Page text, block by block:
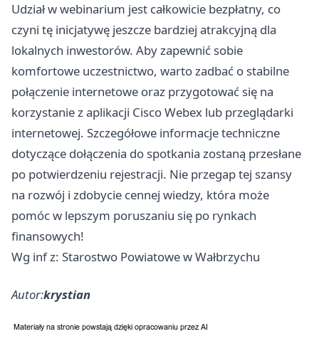
Udział w webinarium jest całkowicie bezpłatny, co
czyni tę inicjatywę jeszcze bardziej atrakcyjną dla
lokalnych inwestorów. Aby zapewnić sobie
komfortowe uczestnictwo, warto zadbać o stabilne
połączenie internetowe oraz przygotować się na
korzystanie z aplikacji Cisco Webex lub przeglądarki
internetowej. Szczegółowe informacje techniczne
dotyczące dołączenia do spotkania zostaną przesłane
po potwierdzeniu rejestracji. Nie przegap tej szansy
na rozwój i zdobycie cennej wiedzy, która może
pomóc w lepszym poruszaniu się po rynkach
finansowych!
Wg inf z: Starostwo Powiatowe w Wałbrzychu
Autor:krystian